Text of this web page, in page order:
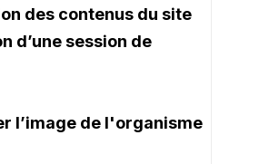
des contenusdu site
d’une session de
l’image de l'organisme